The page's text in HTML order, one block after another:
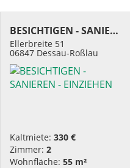
BESICHTIGEN - SANIEREN - EINZIEHEN
Ellerbreite 51
06847 Dessau-Roßlau
Kaltmiete: 330 €
Zimmer: 2
Wohnfläche: 55 m²